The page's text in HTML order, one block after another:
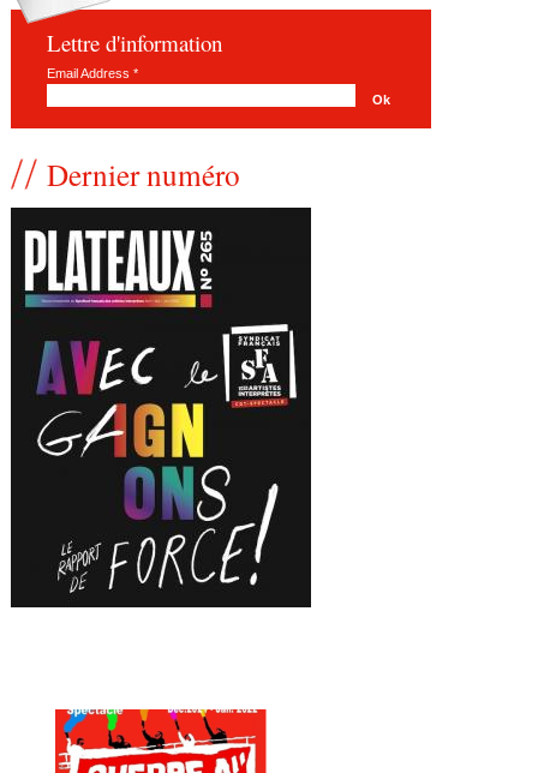
Lettre d'information
Email Address *
Dernier numéro